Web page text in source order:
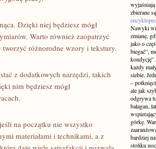
Dzięki niej będziesz mógł
Warto‌ również zaopatrzyć‌
różnorodne wzory i ⁢tekstury.
z dodatkowych narzędzi, takich
nim będziesz mógł
na początku nie wszystko
materiałami i technikami, a z
zbierane
Nawyki
zmianę,
jako o
biegać”,
każdy
siebie.
–
ale jak
odgrywa
bałagan,
górkę.
bardziej
stoliku